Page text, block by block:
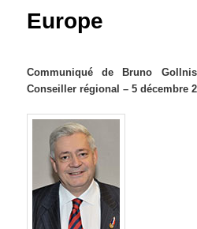
Europe
Communiqué de Bruno
Conseiller régional – 5 décembre